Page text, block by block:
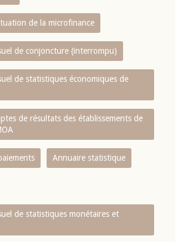
de la microfinance
de conjoncture (interrompu)
de statistiques économiques de
de résultats des établissements de
Annuaire statistique
de statistiques monétaires et